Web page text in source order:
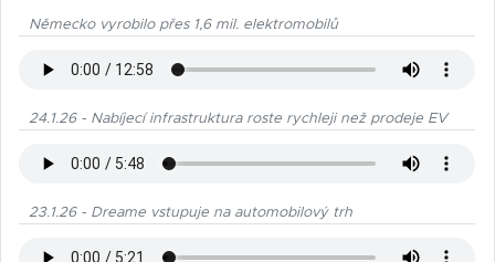
Německo vyrobilo přes 1,6 mil. elektromobilů
24.1.26 - Nabíjecí infrastruktura roste rychleji než prodeje EV
23.1.26 - Dreame vstupuje na automobilový trh